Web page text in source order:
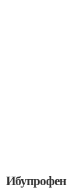
Ибупрофен